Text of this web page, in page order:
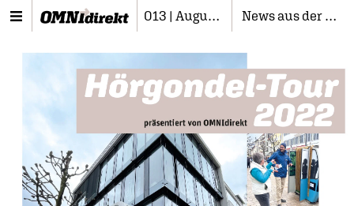
013 | August 2022 News aus der Branche